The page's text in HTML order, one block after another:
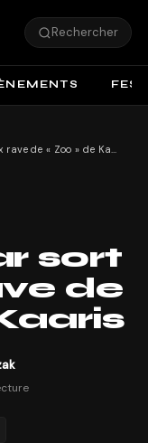
Rechercher
Vladimir Cauchemar sort un remix rave de « Zoo » de Kaaris
sort
de